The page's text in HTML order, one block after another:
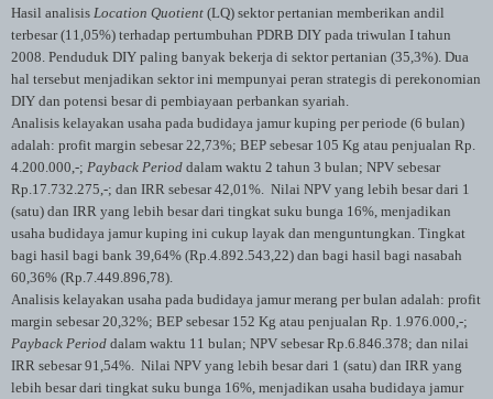
Hasil analisis Location Quotient (LQ) sektor pertanian memberikan andil
terbesar (11,05%) terhadap pertumbuhan PDRB DIY pada triwulan I tahun
2008. Penduduk DIY paling banyak bekerja di sektor pertanian (35,3%). Dua
hal tersebut menjadikan sektor ini mempunyai peran strategis di perekonomian
DIY dan potensi besar di pembiayaan perbankan syariah.
Analisis kelayakan usaha pada budidaya jamur kuping per periode (6 bulan)
adalah: profit margin sebesar 22,73%; BEP sebesar 105 Kg atau penjualan Rp.
4.200.000,-; Payback Period dalam waktu 2 tahun 3 bulan; NPV sebesar
Rp.17.732.275,-; dan IRR sebesar 42,01%. Nilai NPV yang lebih besar dari 1
(satu) dan IRR yang lebih besar dari tingkat suku bunga 16%, menjadikan
usaha budidaya jamur kuping ini cukup layak dan menguntungkan. Tingkat
bagi hasil bagi bank 39,64% (Rp.4.892.543,22) dan bagi hasil bagi nasabah
60,36% (Rp.7.449.896,78).
Analisis kelayakan usaha pada budidaya jamur merang per bulan adalah: profit
margin sebesar 20,32%; BEP sebesar 152 Kg atau penjualan Rp. 1.976.000,-;
Payback Period dalam waktu 11 bulan; NPV sebesar Rp.6.846.378; dan nilai
IRR sebesar 91,54%. Nilai NPV yang lebih besar dari 1 (satu) dan IRR yang
lebih besar dari tingkat suku bunga 16%, menjadikan usaha budidaya jamur